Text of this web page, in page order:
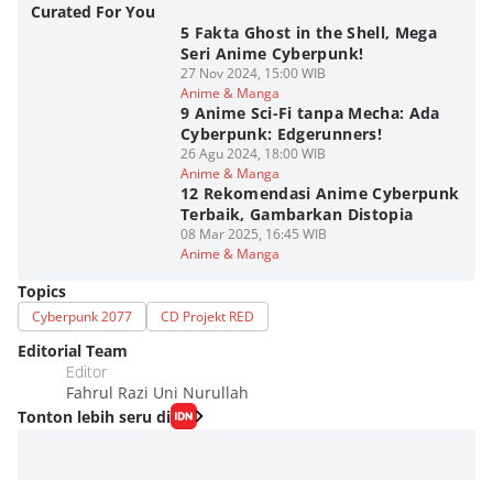
Curated For You
5 Fakta Ghost in the Shell, Mega
Seri Anime Cyberpunk!
27 Nov 2024, 15:00 WIB
Anime & Manga
9 Anime Sci-Fi tanpa Mecha: Ada
Cyberpunk: Edgerunners!
26 Agu 2024, 18:00 WIB
Anime & Manga
12 Rekomendasi Anime Cyberpunk
Terbaik, Gambarkan Distopia
08 Mar 2025, 16:45 WIB
Anime & Manga
Topics
Cyberpunk 2077 CD Projekt RED
Editorial Team
Editor
Fahrul Razi Uni Nurullah
Tonton lebih seru di